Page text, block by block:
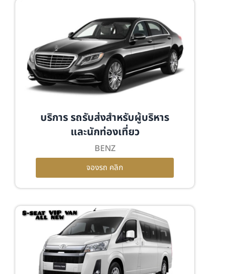
บริการ รถรับส่งสำหรับผู้บริหาร
และนักท่องเที่ยว
BENZ
จองรถ คลิก